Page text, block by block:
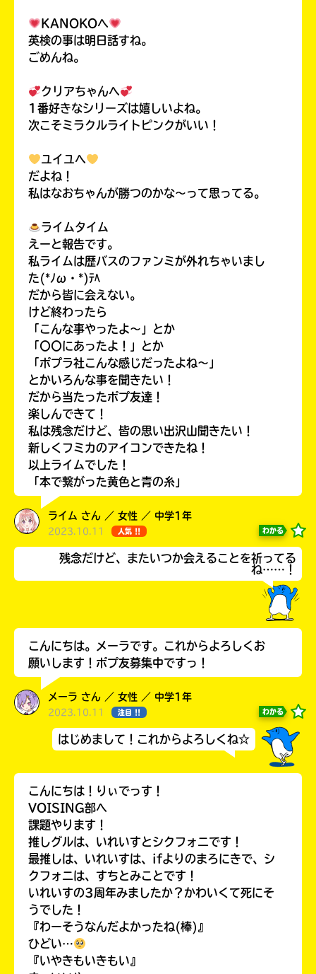
みんなからのお手紙が
読める
キミに
KANOKOへ
英検の事は明日話すね。
ごめんね。
クリアちゃんへ
1番好きなシリーズは嬉しいよね。
次こそミラクルライトピンクがいい！
ユイユへ
だよね！
私はなおちゃんが勝つのかな〜って思ってる。
ライムタイム
えーと報告です。
私ライムは歴バスのファンミが外れちゃいまし
た(*ﾉω・*)ﾃﾍ
だから皆に会えない。
けど終わったら
「こんな事やったよ〜」とか
「〇〇にあったよ！」とか
「ポプラ社こんな感じだったよね〜」
とかいろんな事を聞きたい！
だから当たったポプ友達！
楽しんできて！
私は残念だけど、皆の思い出沢山聞きたい！
新しくフミカのアイコンできたね！
以上ライムでした！
「本で繋がった黄色と青の糸」
ライム さん ／ 女性 ／ 中学1年
2023.10.11 人気 !! わかる
残念だけど、またいつか会えることを祈ってる
ね……！
こんにちは。メーラです。これからよろしくお
願いします！ポプ友募集中ですっ！
メーラ さん ／ 女性 ／ 中学1年
2023.10.11 注目 !! わかる
はじめまして！これからよろしくね☆
こんにちは！りぃでっす！
VOISING部へ
課題やります！
推しグルは、いれいすとシクフォニです！
最推しは、いれいすは、ifよりのまろにきで、シ
クフォニは、すちとみことです！
いれいすの3周年みましたか？かわいくて死にそ
うでした！
『わーそうなんだよかったね(棒)』
ひどい…
『いやきもいきもい』